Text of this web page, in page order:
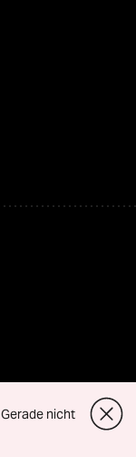
Gerade nicht